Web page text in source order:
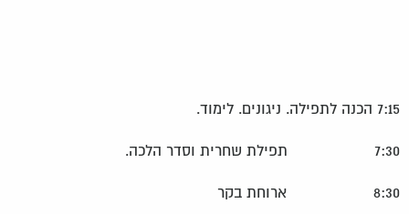
7:15 הכנה לתפילה. ניגונים. לימוד.
7:30 תפילת שחרית וסדר הלכה.
8:30 ארוחת בקר